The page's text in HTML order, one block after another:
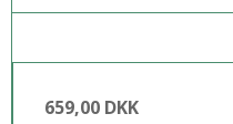
659,00 DKK